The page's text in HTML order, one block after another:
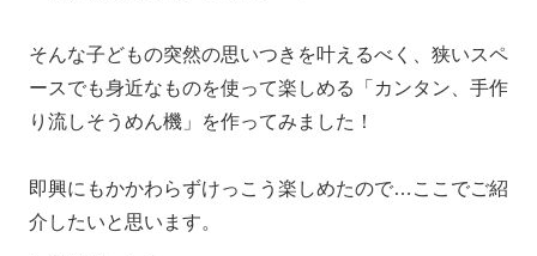
そんな子どもの突然の思いつきを叶えるべく、狭いスペ
ースでも身近なものを使って楽しめる「カンタン、手作
り流しそうめん機」を作ってみました！
即興にもかかわらずけっこう楽しめたので…ここでご紹
介したいと思います。